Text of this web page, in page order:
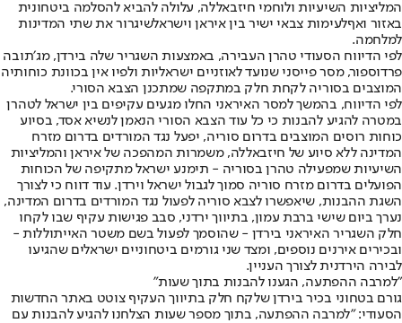
המליציות השיעיות ולוחמי חיזבאללה, עלולה להביא להסלמה ביטחונית
באזור ואףלעימות צבאי ישיר בין איראן וישראלשיגרור את שתי המדינות
למלחמה.
לפי הדיווח הסעודי טהרן העבירה, באמצעות השגריר שלה בירדן, מג׳תובה
פרדוספור, מסר פייסני שנועד לאוזניים ישראליות ולפיו אין בכוונת כוחותיה
המוצבים בסוריה לקחת חלק במתקפה שמתכנן הצבא הסורי.
לפי הדיווח, בהמשך למסר האיראני החלו מגעים עקיפים בין ישראל לטהרן
במטרה להגיע להבנות כי כל עוד הצבא הסורי הנאמן לנשיא אסד, בסיוע
כוחות רוסים המוצבים בדרום סוריה, יפעל נגד המורדים בדרום מזרח
המדינה ללא סיוע של חיזבאללה, משמרות המהפכה של איראן והמליציות
השיעיות שמפעילה טהרן בסוריה - תימנע ישראל מתקיפה של הכוחות
הפועלים בדרום מזרח סוריה סמוך לגבול ישראל וירדן. עוד דווח כי לצורך
השגת ההבנות, שיאפשרו לצבא סוריה לפעול נגד המורדים בדרום המדינה,
נערך ביום שישי ברבת עמון, בתיווך ירדני, סבב פגישות עקיף שבו לקחו
חלק השגריר האיראני בירדן - שהוסמך לפעול בשם משטר האייתוללות -
ובכירים אירנים נוספים, ומצד שני גורמים ביטחוניים ישראלים שהגיעו
לבירה הירדנית לצורך העניין.
"למרבה ההפתעה, הגענו להבנות בתוך שעות"
גורם בטחוני בכיר בירדן שלקח חלק בתיווך העקיף צוטט באתר החדשות
הסעודי: "למרבה ההפתעה, בתוך מספר שעות הצלחנו להגיע להבנות עם